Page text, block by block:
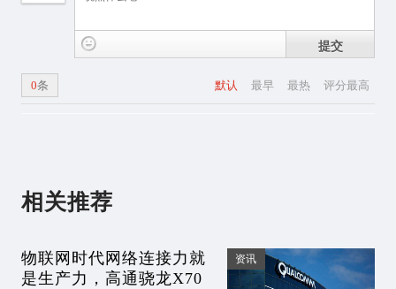
提交
默认 最早 最热 评分最高
0条
相关推荐
物联网时代网络连接力就
是生产力，高通骁龙X70
资讯